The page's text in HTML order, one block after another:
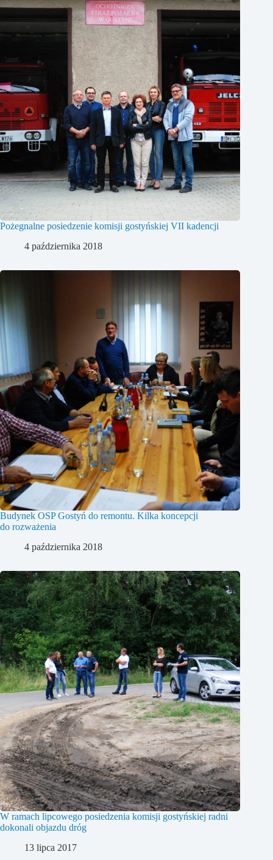
Pożegnalne posiedzenie komisji gostyńskiej VII kadencji
4 października 2018
Budynek OSP Gostyń do remontu. Kilka koncepcji
do rozważenia
4 października 2018
W ramach lipcowego posiedzenia komisji gostyńskiej radni
dokonali objazdu dróg
13 lipca 2017